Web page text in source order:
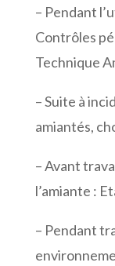
– Pendant
Contrôles
Technique
– Suite à
amiantés,
– Avant
l’amiante :
– Pendant